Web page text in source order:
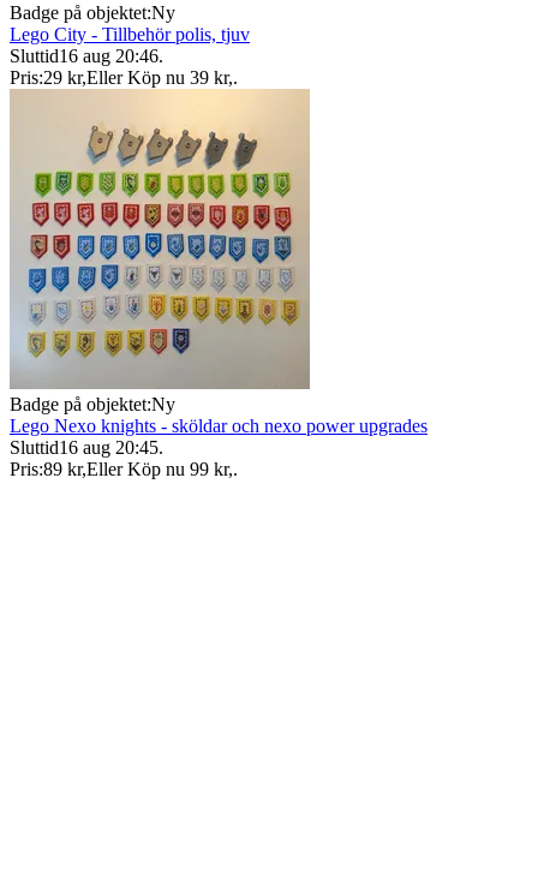
Badge på objektet:Ny
Lego City - Tillbehör polis, tjuv
Sluttid16 aug 20:46.
Pris:29 kr,Eller Köp nu 39 kr,.
Badge på objektet:Ny
Lego Nexo knights - sköldar och nexo power upgrades
Sluttid16 aug 20:45.
Pris:89 kr,Eller Köp nu 99 kr,.